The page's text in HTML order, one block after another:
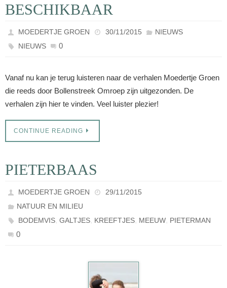
BESCHIKBAAR
MOEDERTJE GROEN 30/11/2015
NIEUWS
NIEUWS
0
Vanaf nu kan je terug luisteren naar de verhalen Moedertje Groen
die reeds door Bollenstreek Omroep zijn uitgezonden. De
verhalen zijn hier te vinden. Veel luister plezier!
CONTINUE READING
PIETERBAAS
MOEDERTJE GROEN
29/11/2015
NATUUR EN MILIEU
BODEMVIS,GALTJES, KREEFTJES, MEEUW, PIETERMAN
0